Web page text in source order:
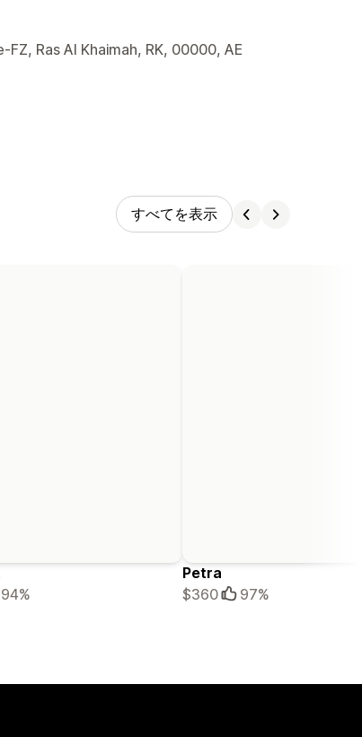
Ras Al Khaimah, RK, 00000, AE
すべてを表示
94%
Petra
$360
97%